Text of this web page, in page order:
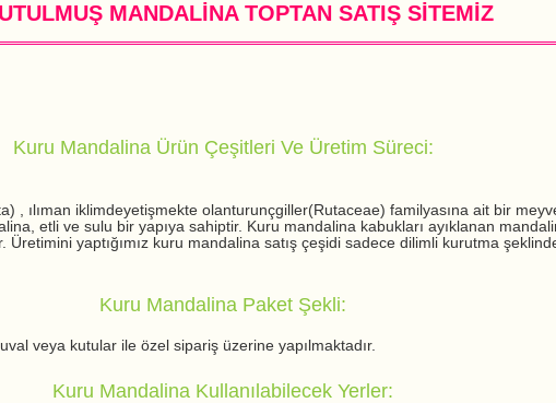
MANDALİNA TOPTAN SATIŞ SİTEMİZ
Kuru Mandalina Ürün Çeşitleri Ve Üretim Süreci:
, ılıman iklimdeyetişmekte olanturunçgiller(Rutaceae) familyasına ait bir
etli ve sulu bir yapıya sahiptir. Kuru mandalina kabukları ayıklanan
Üretimini yaptığımız kuru mandalina satış çeşidi sadece dilimli kurutma
Kuru Mandalina Paket Şekli:
veya kutular ile özel sipariş üzerine yapılmaktadır.
Kuru Mandalina Kullanılabilecek Yerler: